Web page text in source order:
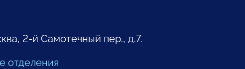
2-й Самотечный пер., д.7.
отделения